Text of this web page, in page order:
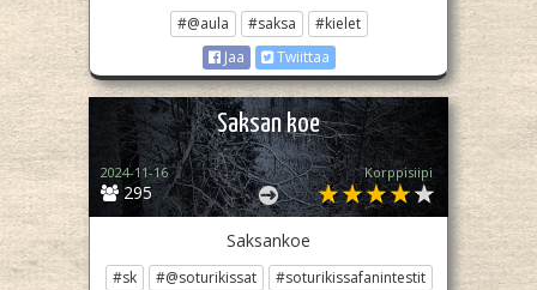
#@aula #saksa
#kielet
Jaa
Twiittaa
Saksan koe
295
2024-11-16 Korppisiipi
Saksankoe
#sk #@soturikissat
#soturikissafanintestit